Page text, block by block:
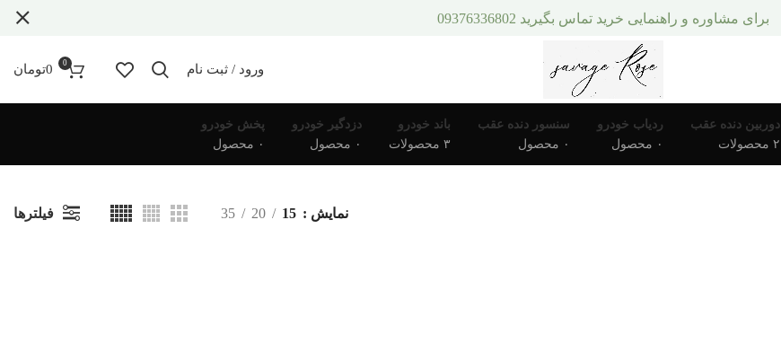
ورود / ثبت نام 0
0تومان
دوربین دنده عقب
۲ محصولات
ردیاب خودرو
۰ محصول
سنسور دنده عقب
۰ محصول
باند خودرو
۳ محصولات
دزدگیر خودرو
۰ محصول
پخش خودرو
۰ محصول
نمایش 15
20
35 فیلترها
برای مشاوره و راهنمایی خرید تماس بگیرید 09376336802